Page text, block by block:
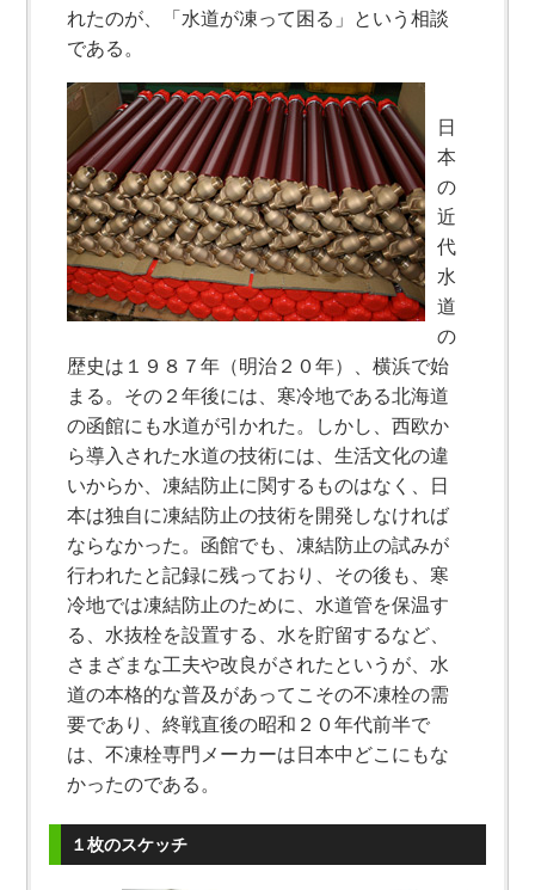
れたのが、「水道が凍って困る」という相談
である。
日
本
の
近
代
水
道
の
歴史は１９８７年（明治２０年）、横浜で始
まる。その２年後には、寒冷地である北海道
の函館にも水道が引かれた。しかし、西欧か
ら導入された水道の技術には、生活文化の違
いからか、凍結防止に関するものはなく、日
本は独自に凍結防止の技術を開発しなければ
ならなかった。函館でも、凍結防止の試みが
行われたと記録に残っており、その後も、寒
冷地では凍結防止のために、水道管を保温す
る、水抜栓を設置する、水を貯留するなど、
さまざまな工夫や改良がされたというが、水
道の本格的な普及があってこその不凍栓の需
要であり、終戦直後の昭和２０年代前半で
は、不凍栓専門メーカーは日本中どこにもな
かったのである。
１枚のスケッチ